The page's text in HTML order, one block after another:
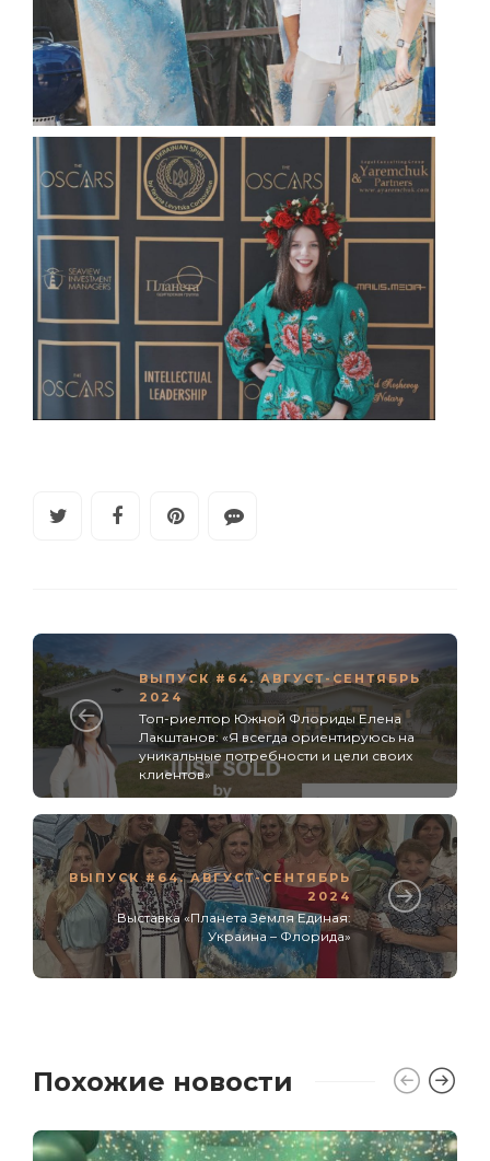
ВЫПУСК #64. АВГУСТ-СЕНТЯБРЬ
2024
Топ-риелтор Южной Флориды Елена
Лакштанов: «Я всегда ориентируюсь на
уникальные потребности и цели своих
клиентов»
ВЫПУСК #64. АВГУСТ-СЕНТЯБРЬ
2024
Выставка «Планета Земля Единая:
Украина – Флорида»
Похожие новости